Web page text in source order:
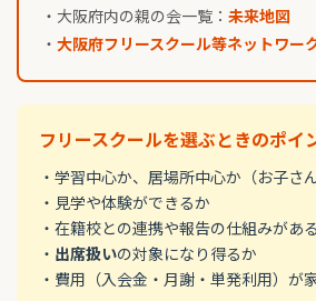
・大阪府内の親の会一覧： 未来地図
・ 大阪府フリースクール等ネットワー
フリースクールを選ぶときのポイ
・学習中心か、居場所中心か（お子さ
・見学や体験ができるか
・在籍校との連携や報告の仕組みがあ
・ 出席扱いの対象になり得るか
・費用（入会金・月謝・単発利用）が